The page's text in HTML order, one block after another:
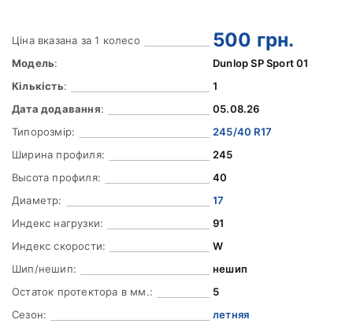
Ціна вказана за 1 колесо 500 грн.
Модель:
Dunlop SP Sport 01
Кількість:
1
Дата додавання:
05.08.26
Типорозмір:
245/40 R17
Ширина профиля:
245
Высота профиля:
40
Диаметр:
17
Индекс нагрузки:
91
Индекс скорости:
W
Шип/нешип:
нешип
Остаток протектора в мм.:
5
Сезон:
летняя